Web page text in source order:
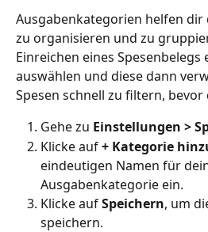
Ausgabenkategorien helfen dir
zu organisieren und zu
Einreichen eines Spesenbelegs
auswählen und diese dann
Spesen schnell zu filtern,
Gehe zu Einstellungen >
Klicke auf + Kategorie
eindeutigen Namen für
Ausgabenkategorie ein.
Klicke auf Speichern, um
speichern.